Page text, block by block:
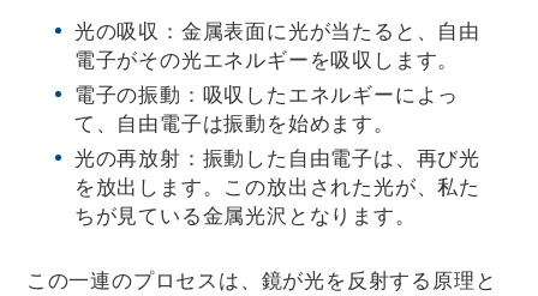
光の吸収：金属表面に光が当たると、自由
電子がその光エネルギーを吸収します。
電子の振動：吸収したエネルギーによっ
て、自由電子は振動を始めます。
光の再放射：振動した自由電子は、再び光
を放出します。この放出された光が、私た
ちが見ている金属光沢となります。
この一連のプロセスは、鏡が光を反射する原理と